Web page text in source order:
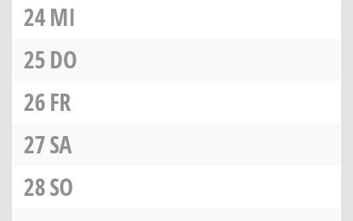
24MI
25DO
26FR
27SA
28SO